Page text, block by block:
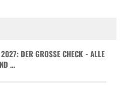
DER GROSSE CHECK - ALLE D
…